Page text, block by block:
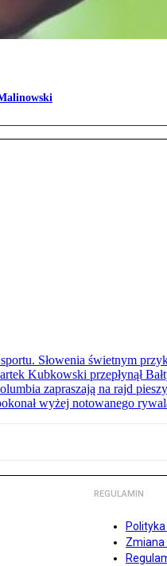
Słowenia świetnym
Kubkowski przepłynął
zapraszają na rajd
wyżej notowanego
REGULAMIN
Zmiana